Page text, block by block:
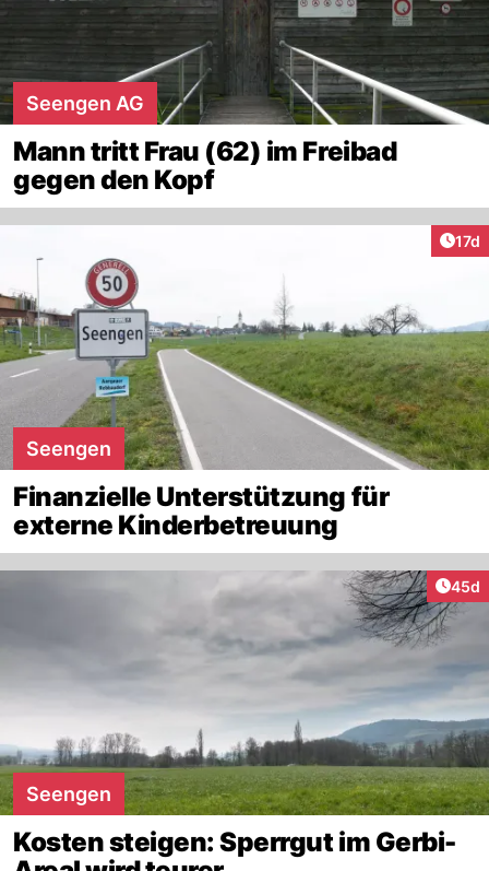
Seengen AG
Mann tritt Frau (62) im Freibad
gegen den Kopf
17d
Seengen
Finanzielle Unterstützung für
externe Kinderbetreuung
45d
Seengen
Kosten steigen: Sperrgut im Gerbi-